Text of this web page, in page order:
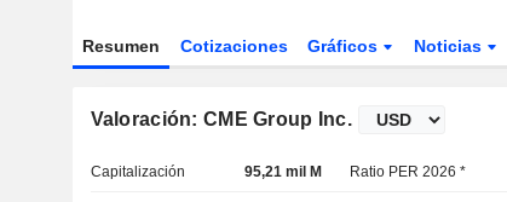
Resumen Cotizaciones Gráficos Noticias
Valoración: CME Group Inc.
Capitalización 95,21 mil M Ratio PER 2026 *